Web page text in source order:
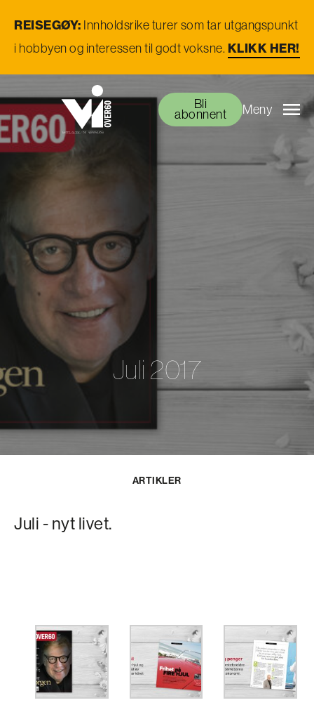
REISEGØY: Innholdsrike turer som tar utgangspunkt
i hobbyen og interessen til godt voksne. KLIKK HER!
Bli
abonnent Meny
Juli 2017
ARTIKLER
Juli - nyt livet.